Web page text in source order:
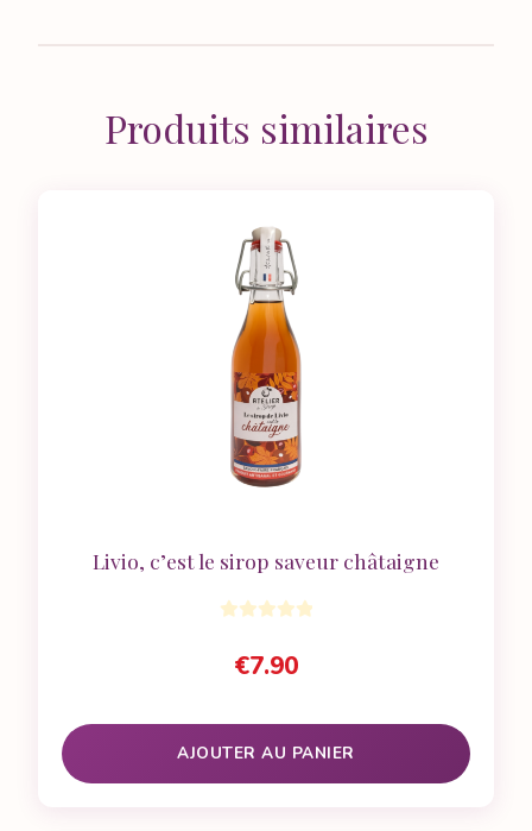
Produits similaires
Livio, c’est le sirop saveur châtaigne
€7.90
AJOUTER AU PANIER